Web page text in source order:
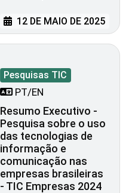
12 DE MAIO DE 2025
Pesquisas TIC
PT/EN
Resumo Executivo -
Pesquisa sobre o uso
das tecnologias de
informação e
comunicação nas
empresas brasileiras
- TIC Empresas 2024